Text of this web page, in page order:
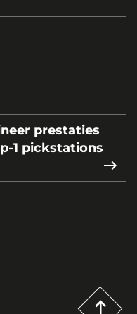
prestaties
1 pickstations